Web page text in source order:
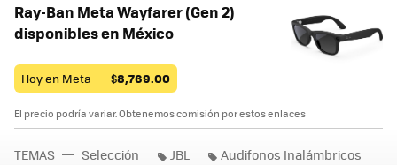
Ray-Ban Meta Wayfarer (Gen 2)
disponibles en México
Hoy en Meta — $8,769.00
El precio podría variar. Obtenemos comisión por estos enlaces
TEMAS Selección JBL Audifonos Inalámbricos